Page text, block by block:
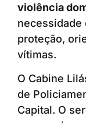
violência
necessidade
proteção,
vítimas.
O Cabine
de
Capital. O